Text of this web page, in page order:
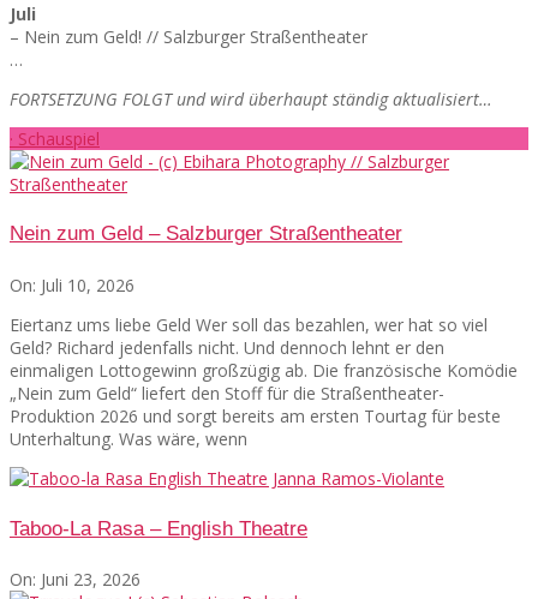
Juli
– Nein zum Geld! // Salzburger Straßentheater
…
FORTSETZUNG FOLGT und wird überhaupt ständig aktualisiert…
· Schauspiel
Nein zum Geld – Salzburger Straßentheater
On: Juli 10, 2026
Eiertanz ums liebe Geld Wer soll das bezahlen, wer hat so viel
Geld? Richard jedenfalls nicht. Und dennoch lehnt er den
einmaligen Lottogewinn großzügig ab. Die französische Komödie
„Nein zum Geld“ liefert den Stoff für die Straßentheater-
Produktion 2026 und sorgt bereits am ersten Tourtag für beste
Unterhaltung. Was wäre, wenn
Taboo-La Rasa – English Theatre
On: Juni 23, 2026